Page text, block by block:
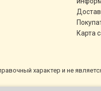
Карта
характер и не